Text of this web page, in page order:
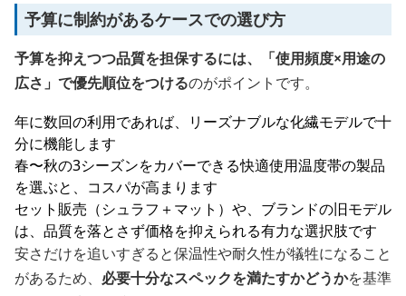
予算に制約があるケースでの選び方
予算を抑えつつ品質を担保するには、「使用頻度×用途の
広さ」で優先順位をつけるのがポイントです。
年に数回の利用であれば、リーズナブルな化繊モデルで十
分に機能します
春〜秋の3シーズンをカバーできる快適使用温度帯の製品
を選ぶと、コスパが高まります
セット販売（シュラフ＋マット）や、ブランドの旧モデル
は、品質を落とさず価格を抑えられる有力な選択肢です
安さだけを追いすぎると保温性や耐久性が犠牲になること
があるため、 必要十分なスペックを満たすかどうかを基準